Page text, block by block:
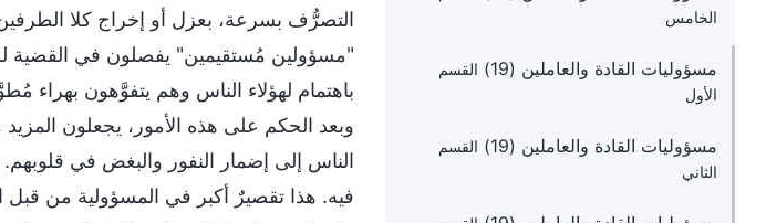
الخامس
مسؤوليات القادة والعاملين (19)
القسم
الأول
مسؤوليات القادة والعاملين (19)
القسم
الثاني
التصرُّف بسرعة، بعزل أو إخراج كلا
"مسؤولين مُستقيمين" يفصلون في القضية
باهتمام لهؤلاء الناس وهم يتفوَّهون
وبعد الحكم على هذه الأمور، يجعلون
الناس إلى إضمار النفور والبغض في
فيه. هذا تقصيرٌ أكبر في المسؤولية من قبل